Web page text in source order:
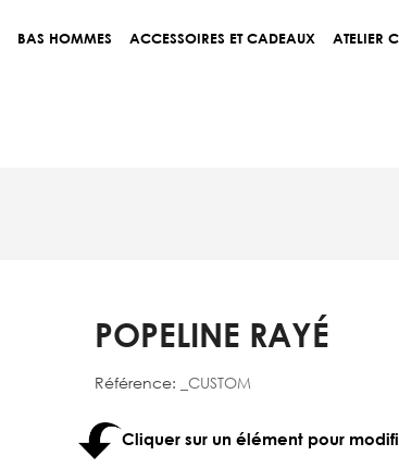
BAS HOMMES ACCESSOIRES ET CADEAUX ATELIER
POPELINE RAYÉ
Référence: _CUSTOM
Cliquer sur un élément pour